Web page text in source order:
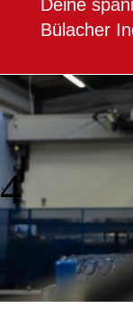
Deine
Bülacher